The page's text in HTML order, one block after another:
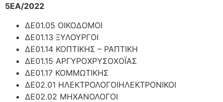
5ΕΑ/2022
ΔΕ01.05 ΟΙΚΟΔΟΜΟΙ
ΔΕ01.13 ΞΥΛΟΥΡΓΟΙ
ΔΕ01.14 ΚΟΠΤΙΚΗΣ – ΡΑΠΤΙΚΗ
ΔΕ01.15 ΑΡΓΥΡΟΧΡΥΣΟΧΟΪΑΣ
ΔΕ01.17 ΚΟΜΜΩΤΙΚΗΣ
ΔΕ02.01 ΗΛΕΚΤΡΟΛΟΓΟΙΗΛΕΚΤΡΟΝΙΚΟΙ
ΔΕ02.02 ΜΗΧΑΝΟΛΟΓΟΙ